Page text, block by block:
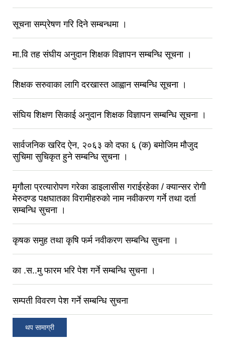
सूचना सम्प्रेषण गरि दिने सम्बन्धमा ।
मा.वि तह संघीय अनुदान शिक्षक विज्ञापन सम्बन्धि सूचना ।
शिक्षक सरुवाका लागि दरखास्त आह्वान सम्बन्धि सूचना ।
संघिय शिक्षण सिकाई अनुदान शिक्षक विज्ञापन सम्बन्धि सूचना ।
सार्वजनिक खरिद ऐन, २०६३ को दफा ६ (क) बमोजिम मौजुद
सुचिमा सुचिकृत हुने सम्बन्धि सुचना ।
मृगौला प्रत्यारोपण गरेका डाइलासीस गराईरहेका / क्यान्सर रोगी
मेरुदण्ड पक्षघातका विरामीहरुको नाम नवीकरण गर्ने तथा दर्ता
सम्बन्धि सुचना ।
कृषक समुह तथा कृषि फर्म नवीकरण सम्बन्धि सुचना ।
का .स..मु फारम भरि पेश गर्ने सम्बन्धि सुचना ।
सम्पती विवरण पेश गर्ने सम्बन्धि सुचना
थप सामाग्री